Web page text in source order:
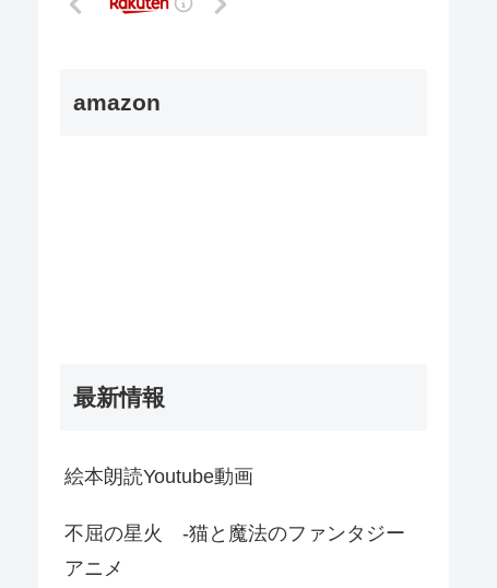
amazon
最新情報
絵本朗読Youtube動画
不屈の星火 -猫と魔法のファンタジー
アニメ